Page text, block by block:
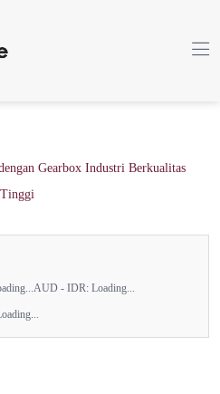
Gearbox Industri Berkualitas
Tinggi
AUD - IDR: Loading...